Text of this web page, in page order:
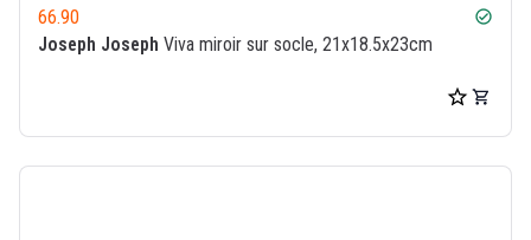
66.90 check_circle
Joseph Joseph Viva miroir sur socle, 21x18.5x23cm